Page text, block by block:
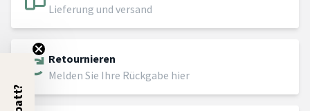
Lieferung und versand
Retournieren
Melden Sie Ihre Rückgabe hier